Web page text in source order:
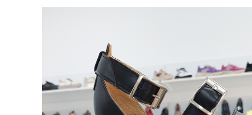
Pantofi Office/Casual